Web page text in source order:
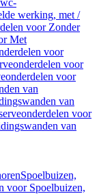
werking, met /
voor Zonder
Met
voor
voor
voor
van
van
voor
van
Spoelbuizen,
voor Spoelbuizen,